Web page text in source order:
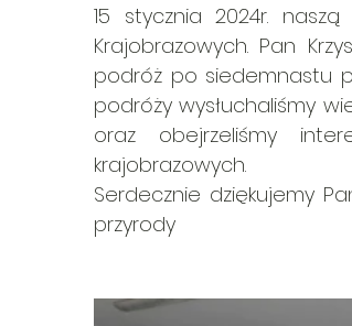
15 stycznia 2024r. naszą
Krajobrazowych. Pan
podróż po siedemnastu
podróży wysłuchaliśmy
oraz obejrzeliśmy
krajobrazowych.
Serdecznie dziękujemy
przyrody